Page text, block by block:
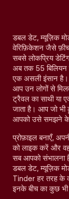
डबल डेट, म्यूज़िक
वेरिफ़िकेशन जैसे
सबसे लोकप्रिय
अब तक 55 बिलियन
एक असली इंसान है।
आप उन लोगों से
ट्रैवल का साथी या
जाता है। आप जो
आपको उसे समझने के
प्रोफ़ाइल बनाएँ,
को लाइक करें और
सब आपको संभालना
डबल डेट, म्यूज़िक
Tinder हर तरह के
इनके बीच का कुछ